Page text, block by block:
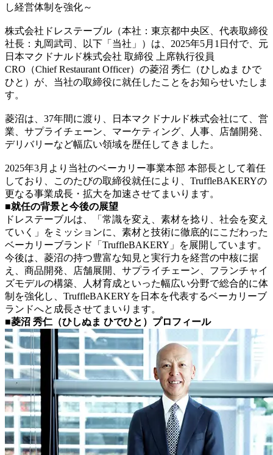
し経営体制を強化～
株式会社ドレステーブル（本社：東京都中央区、代表取締役
社長：丸岡武司、以下「当社」）は、2025年5月1日付で、元
日本マクドナルド株式会社 取締役 上席執行役員
CRO（Chief Restaurant Officer）の菱沼 秀仁（ひしぬま ひで
ひと）が、当社の取締役に就任したことをお知らせいたしま
す。
菱沼は、37年間に渡り、日本マクドナルド株式会社にて、営
業、サプライチェーン、マーケティング、人事、店舗開発、
デリバリーなど幅広い領域を歴任してきました。
2025年3月より当社のベーカリー事業本部 本部長として着任
しており、このたびの取締役就任により、TruffleBAKERYの
更なる事業成長・拡大を加速させてまいります。
■就任の背景と今後の展望
ドレステーブルは、「常識を変え、素材を捻り、社会を変え
ていく」をミッションに、素材と技術に徹底的にこだわった
ベーカリーブランド「TruffleBAKERY」を展開しています。
今後は、菱沼の持つ豊富な知見と実行力を経営の中核に据
え、商品開発、店舗展開、サプライチェーン、フランチャイ
ズモデルの構築、人材育成といった幅広い分野で総合的に体
制を強化し、TruffleBAKERYを日本を代表するベーカリーブ
ランドへと成長させてまいります。
■菱沼 秀仁（ひしぬま ひでひと）プロフィール